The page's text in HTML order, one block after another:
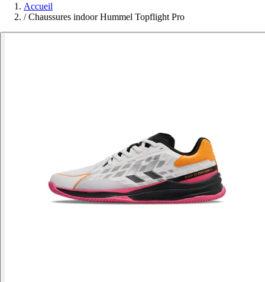
Accueil
/ Chaussures indoor Hummel Topflight Pro